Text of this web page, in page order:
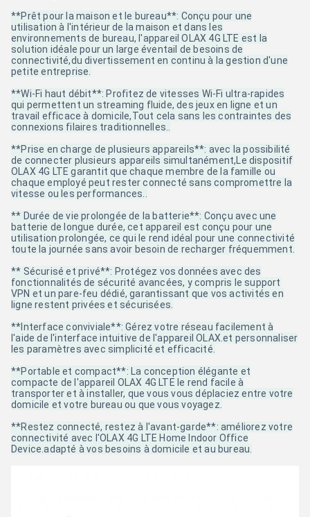
**Prêt pour la maison et le bureau**: Conçu pour une
utilisation à l'intérieur de la maison et dans les
environnements de bureau, l'appareil OLAX 4G LTE est la
solution idéale pour un large éventail de besoins de
connectivité,du divertissement en continu à la gestion d'une
petite entreprise.
**Wi-Fi haut débit**: Profitez de vitesses Wi-Fi ultra-rapides
qui permettent un streaming fluide, des jeux en ligne et un
travail efficace à domicile,Tout cela sans les contraintes des
connexions filaires traditionnelles..
**Prise en charge de plusieurs appareils**: avec la possibilité
de connecter plusieurs appareils simultanément,Le dispositif
OLAX 4G LTE garantit que chaque membre de la famille ou
chaque employé peut rester connecté sans compromettre la
vitesse ou les performances..
** Durée de vie prolongée de la batterie**: Conçu avec une
batterie de longue durée, cet appareil est conçu pour une
utilisation prolongée, ce qui le rend idéal pour une connectivité
toute la journée sans avoir besoin de recharger fréquemment.
** Sécurisé et privé**: Protégez vos données avec des
fonctionnalités de sécurité avancées, y compris le support
VPN et un pare-feu dédié, garantissant que vos activités en
ligne restent privées et sécurisées.
**Interface conviviale**: Gérez votre réseau facilement à
l'aide de l'interface intuitive de l'appareil OLAX.et personnaliser
les paramètres avec simplicité et efficacité.
**Portable et compact**: La conception élégante et
compacte de l'appareil OLAX 4G LTE le rend facile à
transporter et à installer, que vous vous déplaciez entre votre
domicile et votre bureau ou que vous voyagez.
**Restez connecté, restez à l'avant-garde**: améliorez votre
connectivité avec l'OLAX 4G LTE Home Indoor Office
Device.adapté à vos besoins à domicile et au bureau.